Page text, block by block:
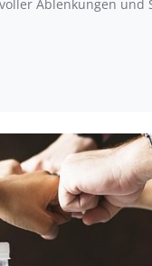
Ablenkungen und